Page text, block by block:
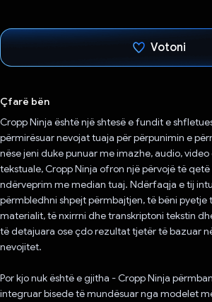
Votoni
Çfarë bën
Cropp Ninja është një shtesë e fundit e
përmirësuar nevojat tuaja për përpunimin e
nëse jeni duke punuar me imazhe, audio,
tekstuale, Cropp Ninja ofron një përvojë të
ndërveprim me median tuaj. Ndërfaqja e tij
përmbledhni shpejt përmbajtjen, të bëni pyetje
materialit, të nxirrni dhe transkriptoni tekstin
të detajuara ose çdo rezultat tjetër të bazuar
nevojitet.
Por kjo nuk është e gjitha - Cropp Ninja
integruar bisede të mundësuar nga modelet